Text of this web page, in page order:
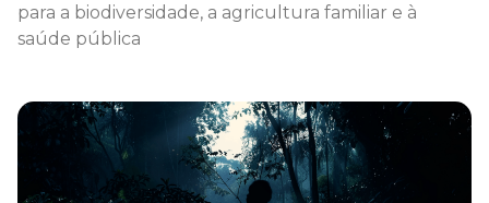
para a biodiversidade, a agricultura familiar e à
saúde pública